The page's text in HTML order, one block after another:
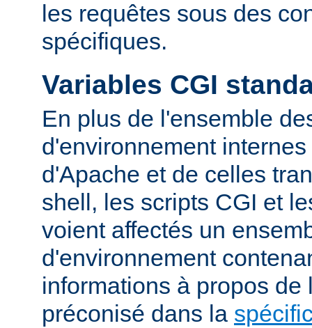
les requêtes sous des
spécifiques.
Variables CGI
En plus de l'ensemble
d'environnement
d'Apache et de celles
shell, les scripts CGI et
voient affectés un
d'environnement
informations à propos de
préconisé dans la